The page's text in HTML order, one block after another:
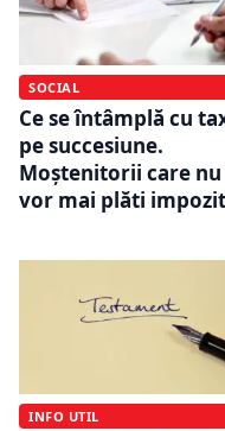
SOCIAL
Ce se întâmplă cu
pe succesiune.
Moștenitorii care nu
vor mai plăti
INFO UTIL